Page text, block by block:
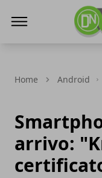
Home Android
arrivo: